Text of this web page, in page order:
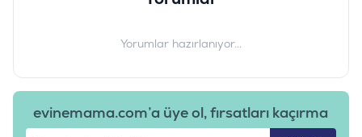
Tedarikçi Ürün Kodu
SPL-002
Yorumlar hazırlanıyor...
evinemama.com’a üye ol, fırsatları kaçırma